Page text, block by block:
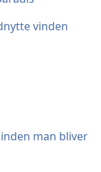
vinden
man bliver